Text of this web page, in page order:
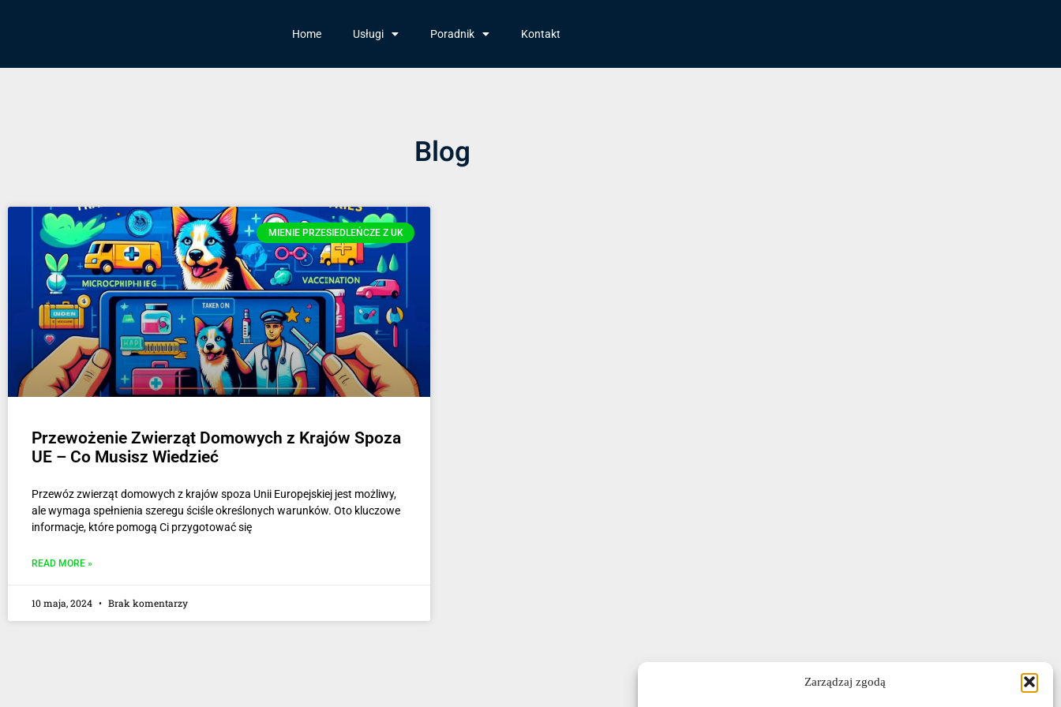
Zarządzaj zgodą
Home Usługi Poradnik Kontakt
Blog
MIENIE PRZESIEDLEŃCZE Z UK
Przewożenie Zwierząt Domowych z Krajów Spoza
UE – Co Musisz Wiedzieć
Przewóz zwierząt domowych z krajów spoza Unii Europejskiej jest możliwy,
ale wymaga spełnienia szeregu ściśle określonych warunków. Oto kluczowe
informacje, które pomogą Ci przygotować się
READ MORE »
10 maja, 2024 Brak komentarzy